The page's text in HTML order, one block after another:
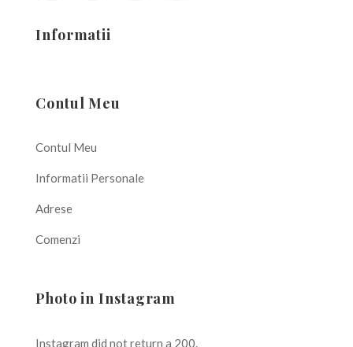
Informatii
Contul Meu
Contul Meu
Informatii Personale
Adrese
Comenzi
Photo in Instagram
Instagram did not return a 200.